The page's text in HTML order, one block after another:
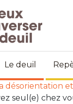
Le deuil
désorientation
seul(e) chez